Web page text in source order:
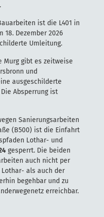
ist die L401 in
Dezember 2026
Umleitung.
Murg gibt es zeitweise
und
ausgeschilderte
Die Absperrung ist
Sanierungsarbeiten
(B500) ist die Einfahrt
Lothar- und
gesperrt. Die beiden
auch nicht per
Lothar- als auch der
begehbar und zu
erreichbar.